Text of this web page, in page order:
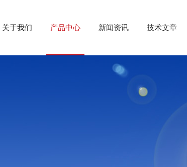
关于我们 产品中心 新闻资讯 技术文章